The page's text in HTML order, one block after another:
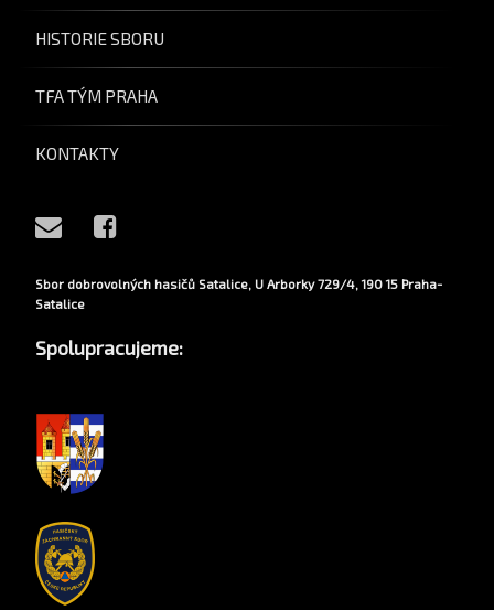
HISTORIE SBORU
TFA TÝM PRAHA
KONTAKTY
E-mailFacebook
Sbor dobrovolných hasičů Satalice, U Arborky 729/4, 190 15 Praha-
Satalice
Spolupracujeme: